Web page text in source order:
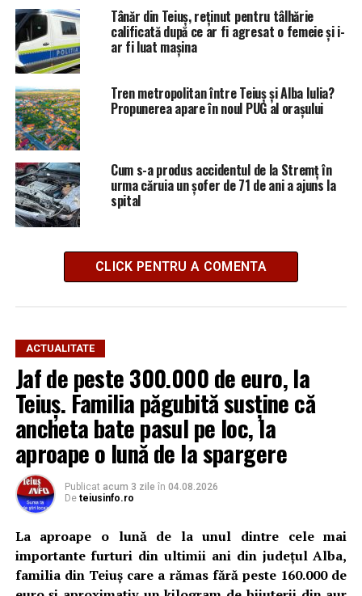
Tânăr din Teiuș, reținut pentru tâlhărie
calificată după ce ar fi agresat o femeie și i-
ar fi luat mașina
Tren metropolitan între Teiuș și Alba Iulia?
Propunerea apare în noul PUG al orașului
Cum s-a produs accidentul de la Stremț în
urma căruia un șofer de 71 de ani a ajuns la
spital
CLICK PENTRU A COMENTA
ACTUALITATE
Jaf de peste 300.000 de euro, la
Teiuș. Familia păgubită susține că
ancheta bate pasul pe loc, la
aproape o lună de la spargere
Publicat acum 3 zile în 04.08.2026
De teiusinfo.ro
La aproape o lună de la unul dintre cele mai
importante furturi din ultimii ani din județul Alba,
familia din Teiuș care a rămas fără peste 160.000 de